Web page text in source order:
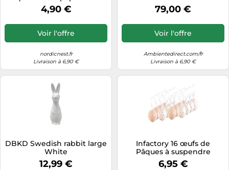
4 cm White
4,90 €
Voir l'offre
nordicnest.fr
Livraison à 6,90 €
79,00 €
Voir l'offre
Ambientedirect.com/fr
Livraison à 6,90 €
DBKD Swedish rabbit large
White
12,99 €
Infactory 16 œufs de
Pâques à suspendre
6,95 €